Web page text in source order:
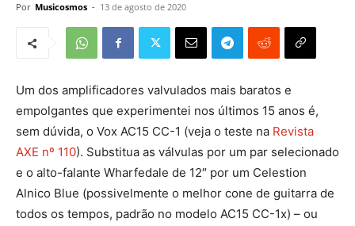
Por Musicosmos - 13 de agosto de 2020
Um dos amplificadores valvulados mais baratos e
empolgantes que experimentei nos últimos 15 anos é,
sem dúvida, o Vox AC15 CC-1 (veja o teste na Revista
AXE nº 110). Substitua as válvulas por um par selecionado
e o alto-falante Wharfedale de 12″ por um Celestion
Alnico Blue (possivelmente o melhor cone de guitarra de
todos os tempos, padrão no modelo AC15 CC-1x) – ou